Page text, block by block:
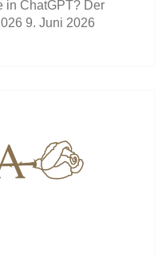
in ChatGPT? Der
9. Juni 2026